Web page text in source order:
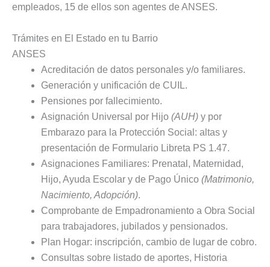
empleados, 15 de ellos son agentes de ANSES.
Trámites en El Estado en tu Barrio
ANSES
Acreditación de datos personales y/o familiares.
Generación y unificación de CUIL.
Pensiones por fallecimiento.
Asignación Universal por Hijo (AUH) y por
Embarazo para la Protección Social: altas y
presentación de Formulario Libreta PS 1.47.
Asignaciones Familiares: Prenatal, Maternidad,
Hijo, Ayuda Escolar y de Pago Único (Matrimonio,
Nacimiento, Adopción).
Comprobante de Empadronamiento a Obra Social
para trabajadores, jubilados y pensionados.
Plan Hogar: inscripción, cambio de lugar de cobro.
Consultas sobre listado de aportes, Historia